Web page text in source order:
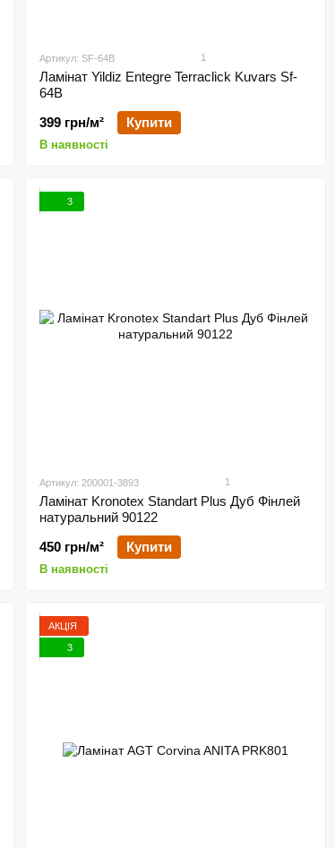
Артикул: SF-64B 1
Ламінат Yildiz Entegre Terraclick Kuvars Sf-
64B
399 грн/м²
Купити
В наявності
3
Артикул: 200001-3893 1
Ламінат Kronotex Standart Plus Дуб Фінлей
натуральний 90122
450 грн/м²
Купити
В наявності
АКЦІЯ
3